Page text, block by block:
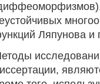
Ляпунова и